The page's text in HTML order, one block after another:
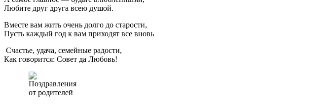
Любите друг друга всею душой.
Вместе вам жить очень долго до старости,
Пусть каждый год к вам приходят все вновь
Счастье, удача, семейные радости,
Как говорится: Совет да Любовь!